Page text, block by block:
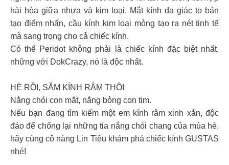
hài hòa giữa nhựa và kim loại. Mắt kính đa giác to bản
tạo điểm nhấn, cầu kính kim loại mỏng tạo ra nét tinh tế
mà sang trọng cho cả chiếc kính.
Có thể Peridot không phải là chiếc kính đặc biệt nhất,
những với DokCrazy, nó là độc nhất.
HÈ RỒI, SẮM KÍNH RÂM THÔI
Nắng chói con mắt, nắng bỏng con tim.
Nếu bạn đang tìm kiếm một em kính râm xinh xắn, độc
đáo để chống lại những tia nắng chói chang của mùa hè,
hãy cùng cô nàng Lin Tiêu khám phá chiếc kính GUSTAS
nhé!